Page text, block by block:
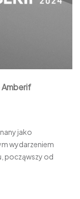
Amberif
jako
wydarzeniem
począwszy od